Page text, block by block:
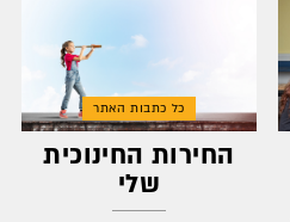
כל כתבות האתר
החירות החינוכית
שלי